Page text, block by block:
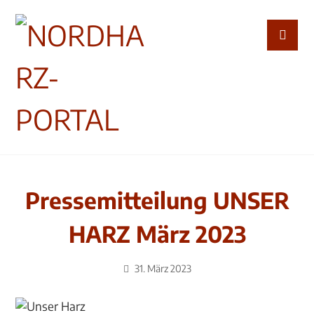
Pressemitteilung UNSER
HARZ März 2023
31. März 2023